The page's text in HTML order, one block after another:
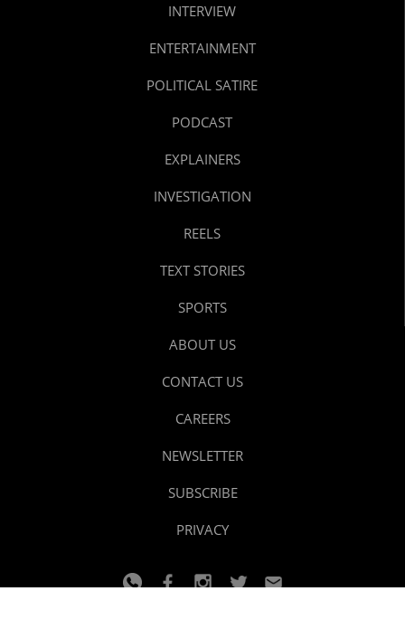
INTERVIEW
ENTERTAINMENT
POLITICAL SATIRE
PODCAST
EXPLAINERS
INVESTIGATION
REELS
TEXT STORIES
SPORTS
ABOUT US
CONTACT US
CAREERS
NEWSLETTER
SUBSCRIBE
PRIVACY